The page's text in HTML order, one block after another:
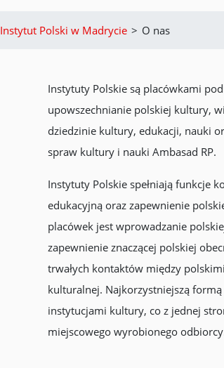
Instytut Polski w Madrycie > O nas
Instytuty Polskie są placówkami
upowszechnianie polskiej kultury,
dziedzinie kultury, edukacji, nauki
spraw kultury i nauki Ambasad RP.
Instytuty Polskie spełniają funkcje
edukacyjną oraz zapewnienie
placówek jest wprowadzanie
zapewnienie znaczącej polskiej
trwałych kontaktów między
kulturalnej. Najkorzystniejszą
instytucjami kultury, co z jednej
miejscowego wyrobionego